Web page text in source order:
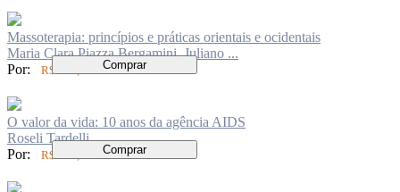
Massoterapia: princípios e práticas orientais e ocidentais
Maria Clara Piazza Bergamini, Juliano ...
Por:
R$ 147,00 Comprar
O valor da vida: 10 anos da agência AIDS
Roseli Tardelli
Por:
R$ 120,00 Comprar